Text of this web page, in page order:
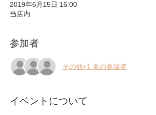
2019年6月15日 16:00
当店内
参加者
その他+1 名の参加者
イベントについて